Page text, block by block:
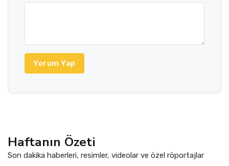
Yorum Yap
Haftanın Özeti
Son dakika haberleri, resimler, videolar ve özel röportajlar